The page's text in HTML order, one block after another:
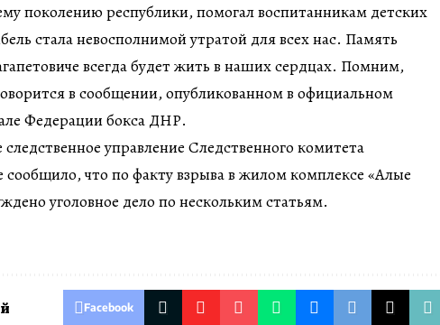
поколению республики, помогал воспитанникам детских
стала невосполнимой утратой для всех нас. Память
всегда будет жить в наших сердцах. Помним,
в сообщении, опубликованном в официальном
Федерации бокса ДНР.
следственное управление Следственного комитета
что по факту взрыва в жилом комплексе «Алые
уголовное дело по нескольким статьям.
Facebook